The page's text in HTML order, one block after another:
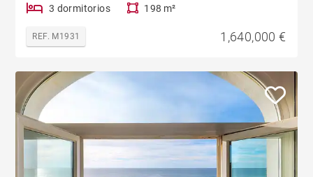
3 dormitorios 198 m²
REF. M1931 1,640,000 €